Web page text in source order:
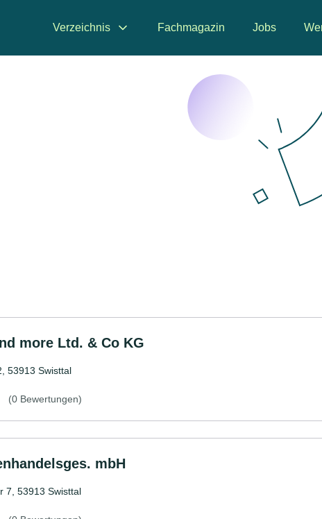
Verzeichnis Fachmagazin Jobs
more Ltd. & Co KG
53913 Swisttal
(0 Bewertungen)
mbH
7, 53913 Swisttal